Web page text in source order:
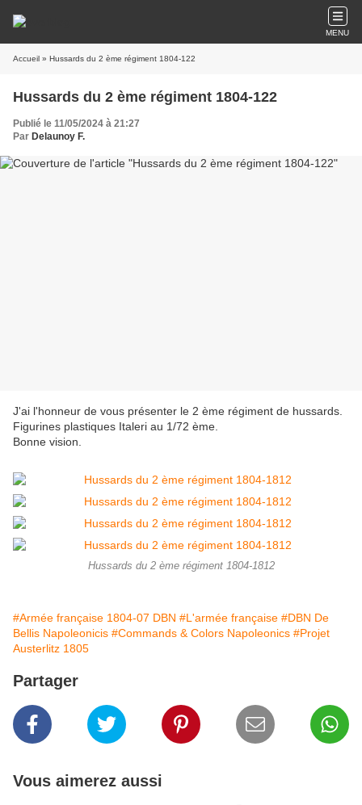
MENU
Accueil » Hussards du 2 ème régiment 1804-122
Hussards du 2 ème régiment 1804-122
Publié le 11/05/2024 à 21:27
Par Delaunoy F.
J'ai l'honneur de vous présenter le 2 ème régiment de hussards.
Figurines plastiques Italeri au 1/72 ème.
Bonne vision.
Hussards du 2 ème régiment 1804-1812
#Armée française 1804-07 DBN #L'armée française #DBN De
Bellis Napoleonicis #Commands & Colors Napoleonics #Projet
Austerlitz 1805
Partager
Vous aimerez aussi